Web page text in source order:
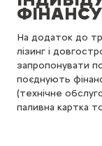
На додаток до
лізинг і
запропонувати
поєднують
(технічне
паливна картка